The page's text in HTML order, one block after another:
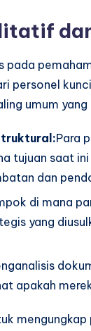
personel
umum yang
Para
tujuan saat
dan
di mana
yang
apakah